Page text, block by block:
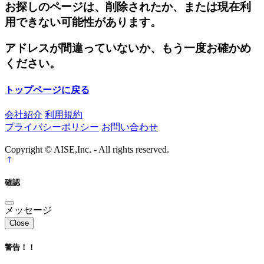
お探しのページは、削除されたか、または現在利
用できない可能性があります。
アドレスが間違っていないか、もう一度お確かめ
ください。
トップページに戻る
会社紹介 利用規約
プライバシーポリシー お問い合わせ
Copyright © AISE,Inc. - All rights reserved.
確認
メッセージ
Close
警告！！